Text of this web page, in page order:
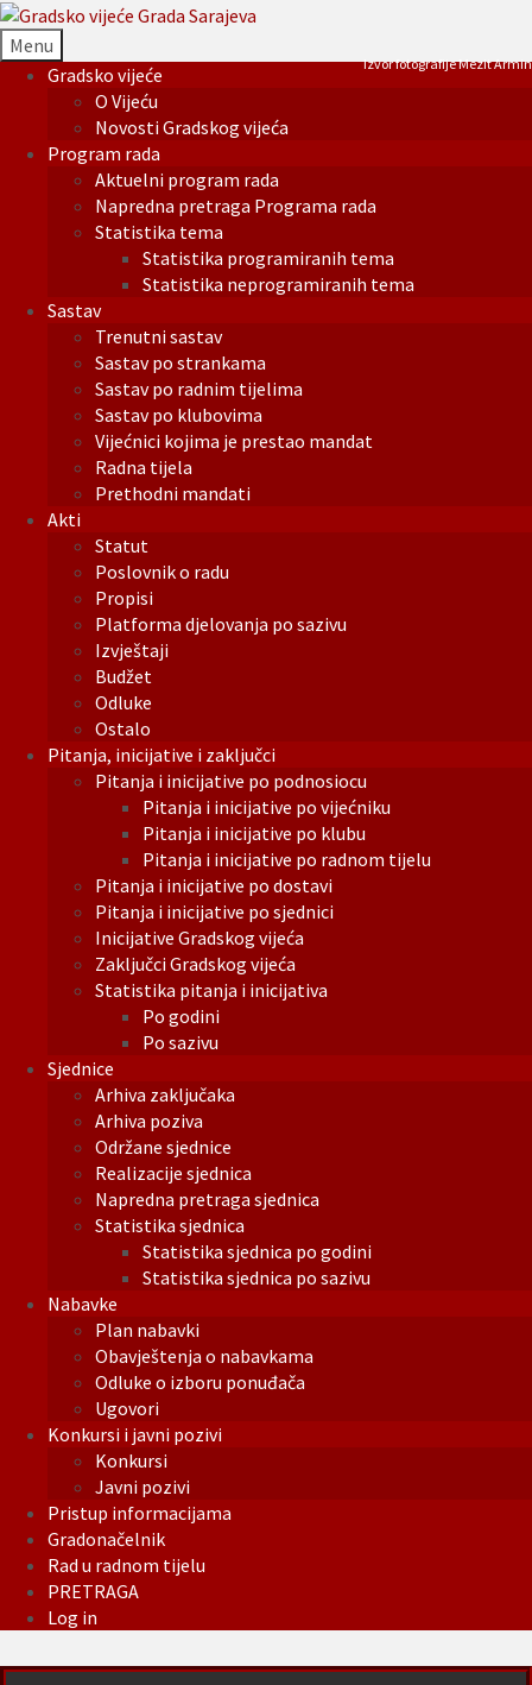
Menu
Gradsko vijeće
O Vijeću
Novosti Gradskog vijeća
Program rada
Aktuelni program rada
Napredna pretraga Programa rada
Statistika tema
Statistika programiranih tema
Statistika neprogramiranih tema
Sastav
Trenutni sastav
Sastav po strankama
Sastav po radnim tijelima
Sastav po klubovima
Vijećnici kojima je prestao mandat
Radna tijela
Prethodni mandati
Akti
Statut
Poslovnik o radu
Propisi
Platforma djelovanja po sazivu
Izvještaji
Budžet
Odluke
Ostalo
Pitanja, inicijative i zaključci
Pitanja i inicijative po podnosiocu
Pitanja i inicijative po vijećniku
Pitanja i inicijative po klubu
Pitanja i inicijative po radnom tijelu
Pitanja i inicijative po dostavi
Pitanja i inicijative po sjednici
Inicijative Gradskog vijeća
Zaključci Gradskog vijeća
Statistika pitanja i inicijativa
Po godini
Po sazivu
Sjednice
Arhiva zaključaka
Arhiva poziva
Održane sjednice
Realizacije sjednica
Napredna pretraga sjednica
Statistika sjednica
Statistika sjednica po godini
Statistika sjednica po sazivu
Nabavke
Plan nabavki
Obavještenja o nabavkama
Odluke o izboru ponuđača
Ugovori
Konkursi i javni pozivi
Konkursi
Javni pozivi
Pristup informacijama
Gradonačelnik
Rad u radnom tijelu
PRETRAGA
Log in
Izvor fotografije Mezit Armin